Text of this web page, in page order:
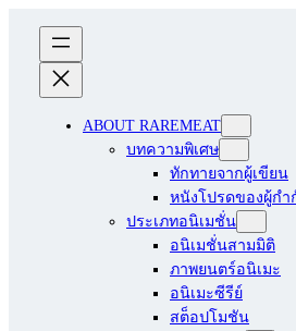
ABOUT RAREMEAT
บทความพิเศษ
ทักทายจากผู้เขียน
หนังโปรดของผู้กำ
ประเภทอนิเมชั่น
อนิเมชั่นสามมิติ
ภาพยนตร์อนิเมะ
อนิเมะซีรีย์
สต็อปโมชัน